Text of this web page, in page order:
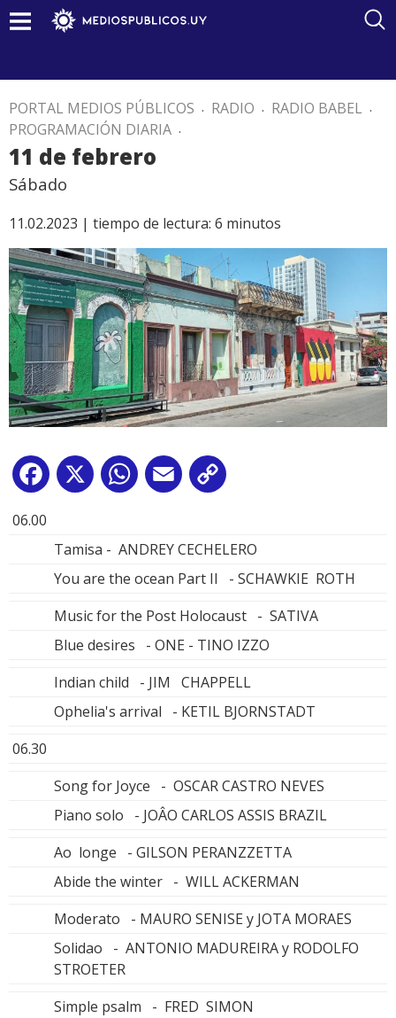
PORTAL MEDIOS PÚBLICOS . RADIO . RADIO BABEL .
PROGRAMACIÓN DIARIA .
11 de febrero
Sábado
11.02.2023 | tiempo de lectura: 6 minutos
Facebook
X WhatsApp
Email
06.00
Tamisa - ANDREY CECHELERO
You are the ocean Part II - SCHAWKIE ROTH
Music for the Post Holocaust - SATIVA
Blue desires - ONE - TINO IZZO
Indian child - JIM CHAPPELL
Ophelia's arrival - KETIL BJORNSTADT
06.30
Song for Joyce - OSCAR CASTRO NEVES
Piano solo - JOÂO CARLOS ASSIS BRAZIL
Ao longe - GILSON PERANZZETTA
Abide the winter - WILL ACKERMAN
Moderato - MAURO SENISE y JOTA MORAES
Solidao - ANTONIO MADUREIRA y RODOLFO
STROETER
Simple psalm - FRED SIMON